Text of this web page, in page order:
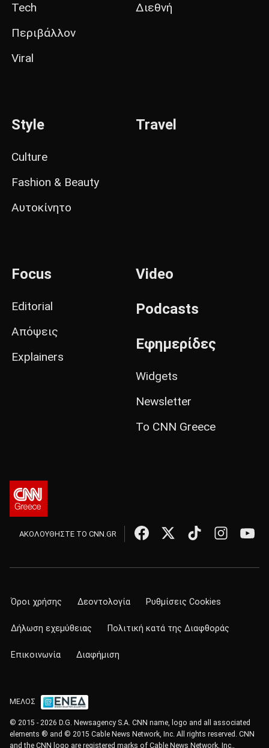
Tech
Περιβάλλον
Viral
Διεθνή
Style
Culture
Fashion & Beauty
Αυτοκίνητο
Travel
Focus
Editorial
Απόψεις
Explainers
Video
Podcasts
Εφημερίδες
Widgets
Newsletter
Το CNN Greece
ΑΚΟΛΟΥΘΗΣΤΕ ΤΟ CNN.GR
Όροι χρήσης Δεοντολογία Ρυθμίσεις Cookies
Δήλωση εχεμύθειας Πολιτική κατά της Διαφθοράς
Επικοινωνία Διαφήμιση
ΜΕΛΟΣ
© 2015 - 2026 D.G. Newsagency S.A. CNN name, logo and all associated
elements ® and © 2015 Cable News Network, Inc. All rights reserved. CNN
and the CNN logo are registered marks of Cable News Network, Inc.,